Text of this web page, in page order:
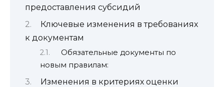
предоставления субсидий
Ключевые изменения в требованиях
к документам
Обязательные документы по
новым правилам:
Изменения в критериях оценки